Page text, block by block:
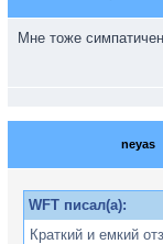
Мне тоже
neyas
WFT писал(а):
Краткий и емкий